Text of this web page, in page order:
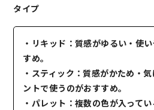
タイプ
・リキッド：質感がゆるい・使
すめ。
・スティック：質感がかため・
ントで使うのがおすすめ。
・パレット：複数の色が入って